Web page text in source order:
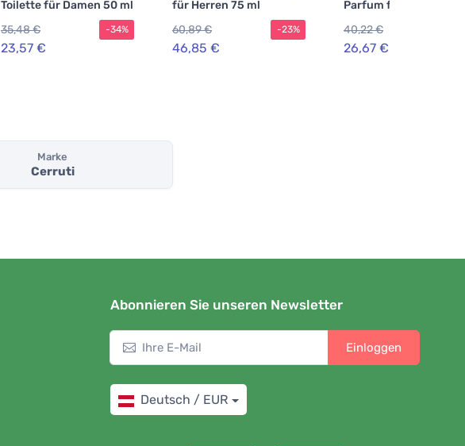
Toilette für Damen 50 ml
35,48 €
23,57 €
-34%
für Herren 75 ml
60,89 €
46,85 €
-23%
Parfum für Herren
40,22 €
26,67 €
Marke
Cerruti
Abonnieren Sie unseren Newsletter
Einloggen
Deutsch / EUR